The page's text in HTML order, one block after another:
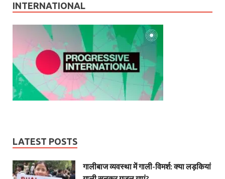
INTERNATIONAL
LATEST POSTS
गालीबाज व्‍यवस्‍था में गाली-विमर्श: क्या लड़कियां